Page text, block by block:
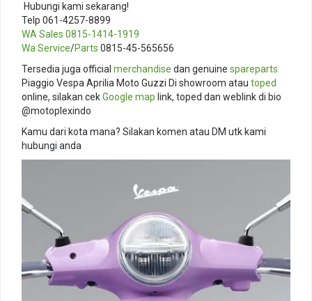
️ Hubungi kami sekarang!
Telp 061-4257-8899
WA Sales 0815-1414-1919
Wa Service/Parts 0815-45-565656
Tersedia juga official merchandise dan genuine spareparts
Piaggio Vespa Aprilia Moto Guzzi Di showroom atau toped
online, silakan cekGoogle map link, toped dan weblink di bio
@motoplexindo
Kamu dari kota mana? Silakan komen atau DM utk kami
hubungi anda